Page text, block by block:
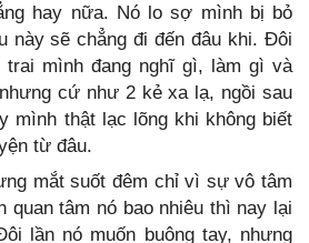
hay nữa. Nó lo sợ mình bị bỏ
này sẽ chẳng đi đến đâu khi. Đôi
trai mình đang nghĩ gì, làm gì và
cứ như 2 kẻ xa lạ, ngồi sau
mình thật lạc lõng khi không biết
từ đâu.
mắt suốt đêm chỉ vì sự vô tâm
quan tâm nó bao nhiêu thì nay lại
lần nó muốn buông tay, nhưng